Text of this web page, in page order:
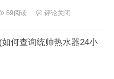
69阅读 评论关闭
何查询统帅热水器24小